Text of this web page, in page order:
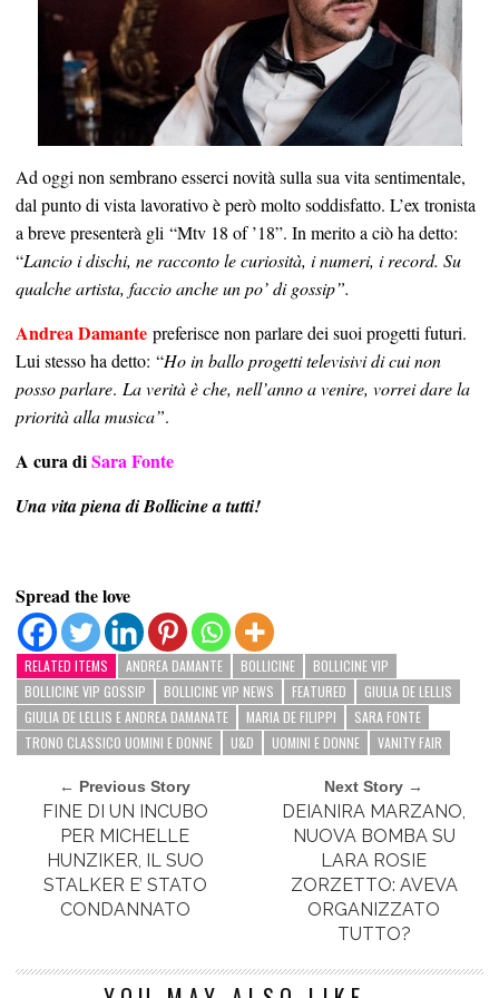
Ad oggi non sembrano esserci novità sulla sua vita sentimentale,
dal punto di vista lavorativo è però molto soddisfatto. L’ex tronista
a breve presenterà gli “Mtv 18 of ’18”. In merito a ciò ha detto:
“Lancio i dischi, ne racconto le curiosità, i numeri, i record. Su
qualche artista, faccio anche un po’ di gossip”.
Andrea Damante preferisce non parlare dei suoi progetti futuri.
Lui stesso ha detto: “Ho in ballo progetti televisivi di cui non
posso parlare. La verità è che, nell’anno a venire, vorrei dare la
priorità alla musica”.
A cura diSara Fonte
Una vita piena di Bollicine a tutti!
Spread the love
RELATED ITEMS ANDREA DAMANTE BOLLICINE
BOLLICINE VIP
BOLLICINE VIP GOSSIP
BOLLICINE VIP NEWS FEATURED
GIULIA DE LELLIS
GIULIA DE LELLIS E ANDREA DAMANATE
MARIA DE FILIPPI
SARA FONTE
TRONO CLASSICO UOMINI E DONNE
U&D UOMINI E DONNE VANITY FAIR
← Previous Story
FINE DI UN INCUBO
PER MICHELLE
HUNZIKER, IL SUO
STALKER E’ STATO
CONDANNATO
Next Story →
DEIANIRA MARZANO,
NUOVA BOMBA SU
LARA ROSIE
ZORZETTO: AVEVA
ORGANIZZATO
TUTTO?